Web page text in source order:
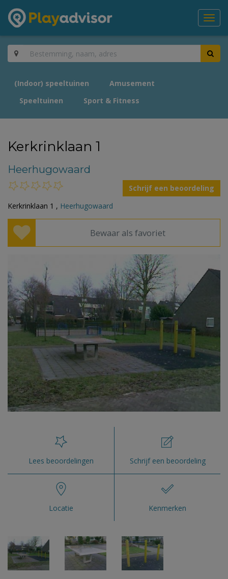
(Indoor) speeltuinen
Amusement
Speeltuinen
Sport & Fitness
Kerkrinklaan 1
Heerhugowaard
Schrijf een beoordeling
Kerkrinklaan 1 , Heerhugowaard
Bewaar als favoriet
Lees beoordelingen Schrijf een beoordeling
Locatie Kenmerken